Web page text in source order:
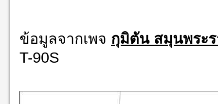
ข้อมูลจากเพจ กุมิตัน สมุนพระ
T-90S